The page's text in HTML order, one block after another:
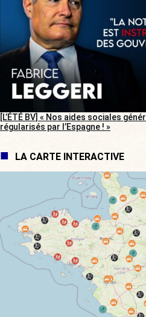
[L’ÉTÉ BV] « Nos aides sociales
régularisés par l’Espagne ! »
LA CARTE INTERACTIVE